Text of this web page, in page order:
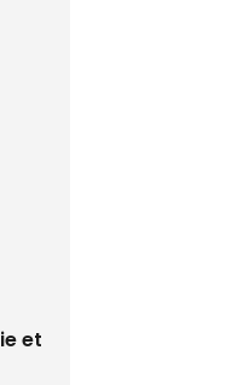
et